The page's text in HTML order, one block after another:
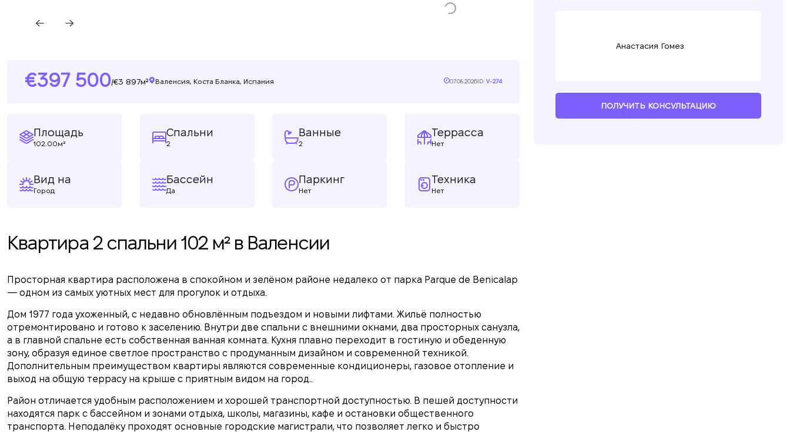
397 500/ 3 897м² Валенсия, Коста Бланка, Испания 07.08.2026ID: V-274
Площадь
102.00м²
Спальни
2
Ванные
2
Террасса
Нет
Вид на
Город
Бассейн
Да
Паркинг
Нет
Техника
Нет
Квартира 2 спальни 102 м² в Валенсии
Просторная квартира расположена в спокойном и зелёном районе недалеко от парка Parque de Benicalap
— одном из самых уютных мест для прогулок и отдыха.
Дом 1977 года ухоженный, с недавно обновлённым подъездом и новыми лифтами. Жильё полностью
отремонтировано и готово к заселению. Внутри две спальни с внешними окнами, два просторных санузла,
а в главной спальне есть собственная ванная комната. Кухня плавно переходит в гостиную и обеденную
зону, образуя единое светлое пространство с продуманным дизайном и современной техникой.
Дополнительным преимуществом квартиры являются современные кондиционеры, газовое отопление и
выход на общую террасу на крыше с приятным видом на город..
Район отличается удобным расположением и хорошей транспортной доступностью. В пешей доступности
находятся парк с бассейном и зонами отдыха, школы, магазины, кафе и остановки общественного
транспорта. Неподалёку проходят основные городские магистрали, что позволяет легко и быстро
Анастасия Гомез
ПОЛУЧИТЬ КОНСУЛЬТАЦИЮ